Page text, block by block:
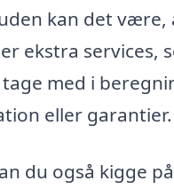
kan det være,
ekstra services,
med i
eller garantier.
du også kigge